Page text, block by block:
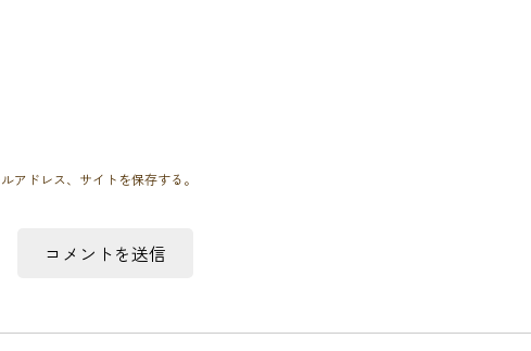
アドレス、サイトを保存する。